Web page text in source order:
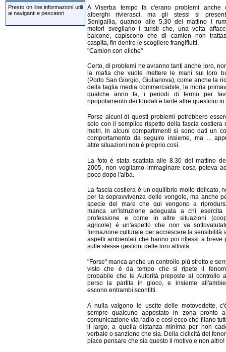
Presto on line informazioni utili
ai naviganti e pescatori
A Viserba tempo fa c'erano problemi anche
alberghi rivierasci, ma gli stessi si
Senigallia, quando alle 5,30 del mattino i
motori svegliano i turisti che, una volta
balcone, capiscono che di camion non
caspita, fin dentro le scogliere frangiflutti.
"Camion con eliche"
Certo, di problemi ne avranno tanti anche loro,
la mafia che vuole mettere le mani sul loro
(Porto San Giorgio, Giulianova), come anche la
della taglia media commerciabile, la moria
qualche anno fa, i periodi di fermo per
ripopolamento dei fondali e tante altre questioni in
Forse alcuni di questi problemi potrebbero
solo con il semplice rispetto della fascia costiera
metri. In alcuni compartimenti si sono dati un
comportamento da seguire insieme, ma ...
altre situazioni non é proprio così.
La foto é stata scattata alle 8.30 del mattino
2005, non vogliamo immaginare cosa poteva
poco dopo l'alba.
La fascia costiera é un equilibrio molto delicato,
per la sopravvivenza delle vongole, ma anche
specie del mare che qui vengono a
manca un'istruzione adeguata a chi esercita
professione e come in altre situazioni
agricole) é un'aspetto che non va
formazione culturale per accrescere la sensibilità
aspetti ambientali che hanno poi riflessi a breve
sulle stesse gestioni delle loro attività.
"Forse" manca anche un controllo più stretto e
visto che é da tempo che si ripete il
probabile che le Autorità preposte al controllo
perso la partita in gioco, e insieme
escono entrambi sconfitti.
A nulla valgono le uscite delle motovedette,
sempre qualcuno appostato in zona pronto
comunicazione via radio e così ecco che filano
il largo, a quella distanza minima per non
verbale o sanzione che sia. Della ciclicità del
piace pensare che sia questo il motivo e non altro!